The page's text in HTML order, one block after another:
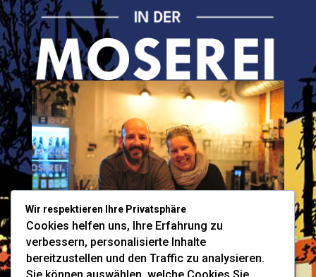
Datenschutzerklärung|Impressum
Wir respektieren Ihre Privatsphäre
Cookies helfen uns, Ihre Erfahrung zu
verbessern, personalisierte Inhalte
bereitzustellen und den Traffic zu analysieren.
Sie können auswählen, welche Cookies Sie